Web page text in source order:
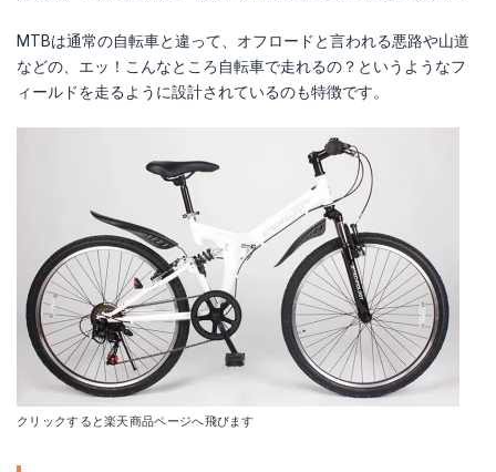
Amazonで詳細を見る
楽天で詳細を見る
MTBは通常の自転車と違って、オフロードと言われる悪路や山道
などの、エッ！こんなところ自転車で走れるの？というようなフ
ィールドを走るように設計されているのも特徴です。
クリックすると楽天商品ページへ飛びます